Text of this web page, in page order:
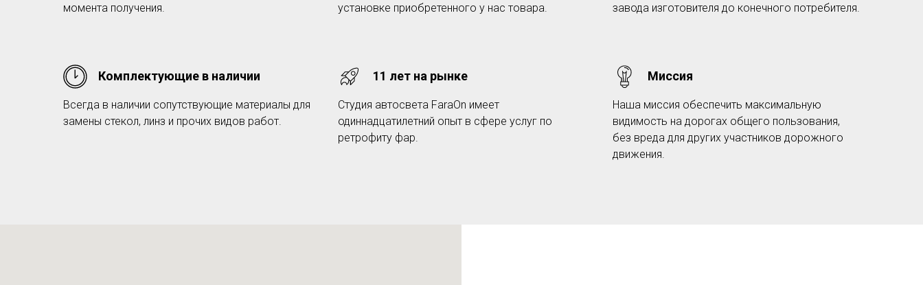
момента получения.
установке приобретенного у нас товара.
завода изготовителя до конечного потребителя.
Комплектующие в наличии
Всегда в наличии сопутствующие материалы для
замены стекол, линз и прочих видов работ.
11 лет на рынке
Студия автосвета FaraOn имеет
одиннадцатилетний опыт в сфере услуг по
ретрофиту фар.
Миссия
Наша миссия обеспечить максимальную
видимость на дорогах общего пользования,
без вреда для других участников дорожного
движения.